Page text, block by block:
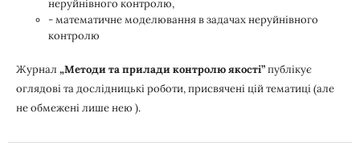
неруйнівного контролю,
- математичне моделювання в задачах неруйнівного
контролю
Журнал „Методи та прилади контролю якості”публікує
оглядові та дослідницькі роботи, присвячені цій тематиці (але
не обмежені лише нею ).